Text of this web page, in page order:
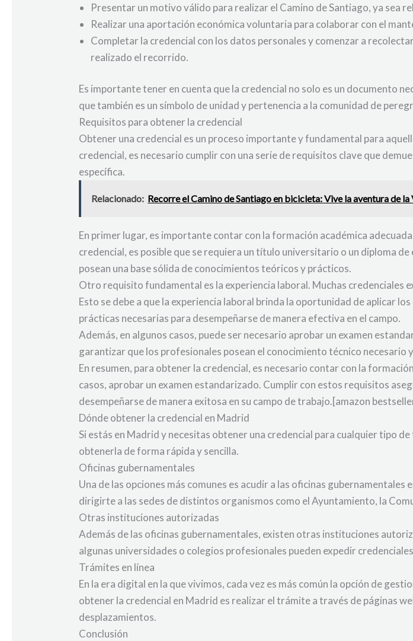
Presentar un motivo válido para realizar el Camino de Santiago, ya sea
Realizar una aportación económica voluntaria para colaborar con el
Completar la credencial con los datos personales y comenzar a
realizado el recorrido.
Es importante tener en cuenta que la credencial no solo es un documento
que también es un símbolo de unidad y pertenencia a la comunidad de
Requisitos para obtener la credencial
Obtener una credencial es un proceso importante y fundamental para
credencial, es necesario cumplir con una serie de requisitos clave que
específica.
Relacionado: Recorre el Camino de Santiago en bicicleta: Vive la aventura de la
En primer lugar, es importante contar con la formación académica
credencial, es posible que se requiera un título universitario o un diploma
posean una base sólida de conocimientos teóricos y prácticos.
Otro requisito fundamental es la experiencia laboral. Muchas credenciales
Esto se debe a que la experiencia laboral brinda la oportunidad de aplicar
prácticas necesarias para desempeñarse de manera efectiva en el campo.
Además, en algunos casos, puede ser necesario aprobar un examen
garantizar que los profesionales posean el conocimiento técnico necesario
En resumen, para obtener la credencial, es necesario contar con la
casos, aprobar un examen estandarizado. Cumplir con estos requisitos
desempeñarse de manera exitosa en su campo de trabajo.[amazon
Dónde obtener la credencial en Madrid
Si estás en Madrid y necesitas obtener una credencial para cualquier tipo
obtenerla de forma rápida y sencilla.
Oficinas gubernamentales
Una de las opciones más comunes es acudir a las oficinas
dirigirte a las sedes de distintos organismos como el Ayuntamiento, la
Otras instituciones autorizadas
Además de las oficinas gubernamentales, existen otras instituciones
algunas universidades o colegios profesionales pueden expedir
Trámites en línea
En la era digital en la que vivimos, cada vez es más común la opción de
obtener la credencial en Madrid es realizar el trámite a través de páginas
desplazamientos.
Conclusión